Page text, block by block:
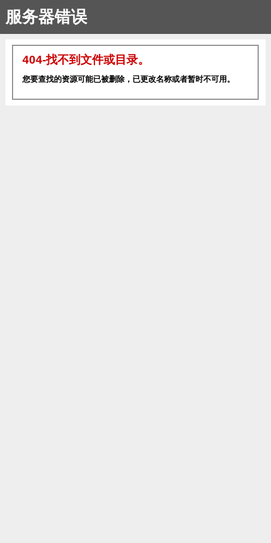
服务器错误
404-找不到文件或目录。
您要查找的资源可能已被删除，已更改名称或者暂时不可用。